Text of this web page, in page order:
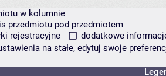
w kolumnie
przedmiotu pod przedmiotem
rejestracyjne
dodatkowe
na stałe, edytuj swoje